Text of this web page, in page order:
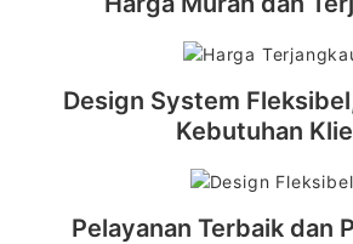
Design System
Kebutuhan
Pelayanan Terbaik dan